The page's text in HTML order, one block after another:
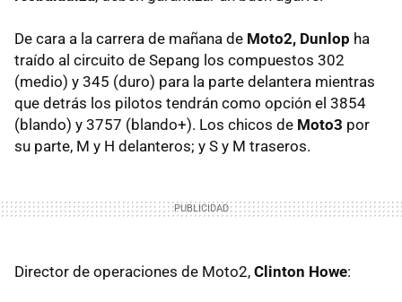
De cara a la carrera de mañana de Moto2, Dunlop ha
traído al circuito de Sepang los compuestos 302
(medio) y 345 (duro) para la parte delantera mientras
que detrás los pilotos tendrán como opción el 3854
(blando) y 3757 (blando+). Los chicos de Moto3 por
su parte, M y H delanteros; y S y M traseros.
Director de operaciones de Moto2, Clinton Howe: